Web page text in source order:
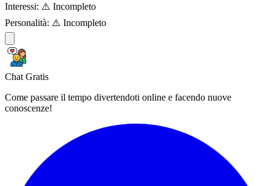
Interessi: ⚠️ Incompleto
Personalità: ⚠️ Incompleto
Chat Gratis
Come passare il tempo divertendoti online e facendo nuove
conoscenze!